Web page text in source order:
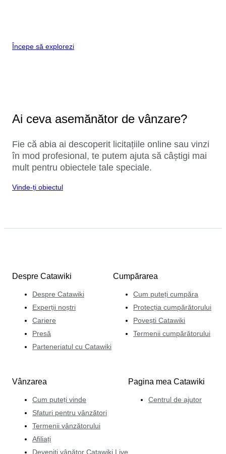
Începe să explorezi
Ai ceva asemănător de vânzare?
Fie că abia ai descoperit licitațiile online sau vinzi
în mod profesional, te putem ajuta să câștigi mai
mult pentru obiectele tale speciale.
Vinde-ți obiectul
Despre Catawiki
Despre Catawiki
Experții noștri
Cariere
Presă
Parteneriatul cu Catawiki
Cumpărarea
Cum puteți cumpăra
Protecția cumpărătorului
Povești Catawiki
Termenii cumpărătorului
Vânzarea
Cum puteți vinde
Sfaturi pentru vânzători
Termenii vânzătorului
Afiliați
Deveniți vânător Catawiki Live
Pagina mea Catawiki
Centrul de ajutor